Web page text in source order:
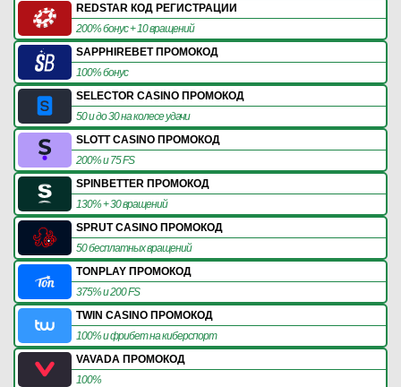
REDSTAR КОД РЕГИСТРАЦИИ
200% бонус + 10 вращений
SAPPHIREBET ПРОМОКОД
100% бонус
SELECTOR CASINO ПРОМОКОД
50 и до 30 на колесе удачи
SLOTT CASINO ПРОМОКОД
200% и 75 FS
SPINBETTER ПРОМОКОД
130% + 30 вращений
SPRUT CASINO ПРОМОКОД
50 бесплатных вращений
TONPLAY ПРОМОКОД
375% и 200 FS
TWIN CASINO ПРОМОКОД
100% и фрибет на киберспорт
VAVADA ПРОМОКОД
100%